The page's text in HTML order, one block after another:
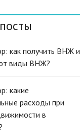
как получить ВНЖ и
виды ВНЖ?
какие
расходы при
в